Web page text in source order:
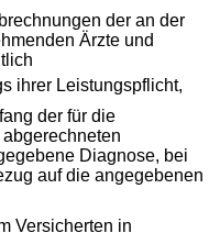
der an der
Ärzte und
ihrer Leistungspflicht,
der für die
Diagnose, bei
auf die angegebenen
Versicherten in